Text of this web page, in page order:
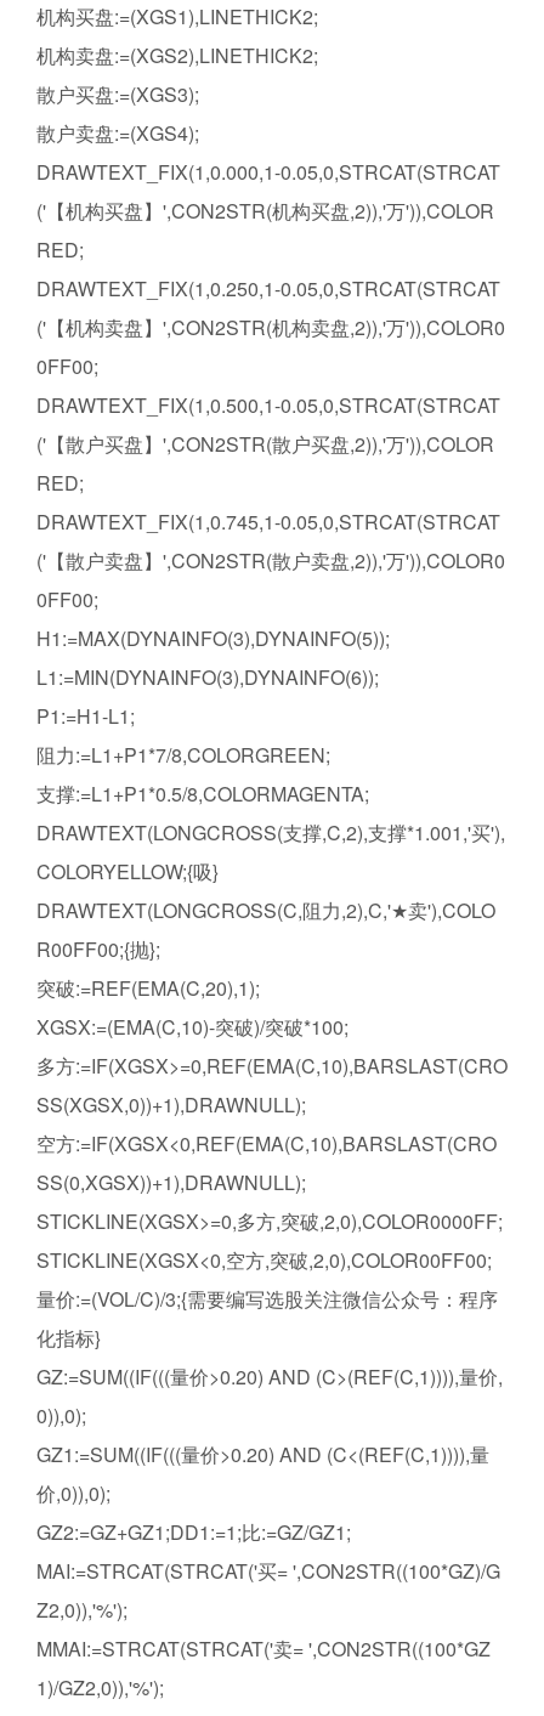
机构买盘:=(XGS1),LINETHICK2;
机构卖盘:=(XGS2),LINETHICK2;
散户买盘:=(XGS3);
散户卖盘:=(XGS4);
DRAWTEXT_FIX(1,0.000,1-0.05,0,STRCAT(STRCAT
('【机构买盘】',CON2STR(机构买盘,2)),'万')),COLOR
RED;
DRAWTEXT_FIX(1,0.250,1-0.05,0,STRCAT(STRCAT
('【机构卖盘】',CON2STR(机构卖盘,2)),'万')),COLOR0
0FF00;
DRAWTEXT_FIX(1,0.500,1-0.05,0,STRCAT(STRCAT
('【散户买盘】',CON2STR(散户买盘,2)),'万')),COLOR
RED;
DRAWTEXT_FIX(1,0.745,1-0.05,0,STRCAT(STRCAT
('【散户卖盘】',CON2STR(散户卖盘,2)),'万')),COLOR0
0FF00;
H1:=MAX(DYNAINFO(3),DYNAINFO(5));
L1:=MIN(DYNAINFO(3),DYNAINFO(6));
P1:=H1-L1;
阻力:=L1+P1*7/8,COLORGREEN;
支撑:=L1+P1*0.5/8,COLORMAGENTA;
DRAWTEXT(LONGCROSS(支撑,C,2),支撑*1.001,'买'),
COLORYELLOW;{吸}
DRAWTEXT(LONGCROSS(C,阻力,2),C,'★卖'),COLO
R00FF00;{抛};
突破:=REF(EMA(C,20),1);
XGSX:=(EMA(C,10)-突破)/突破*100;
多方:=IF(XGSX>=0,REF(EMA(C,10),BARSLAST(CRO
SS(XGSX,0))+1),DRAWNULL);
空方:=IF(XGSX<0,REF(EMA(C,10),BARSLAST(CRO
SS(0,XGSX))+1),DRAWNULL);
STICKLINE(XGSX>=0,多方,突破,2,0),COLOR0000FF;
STICKLINE(XGSX<0,空方,突破,2,0),COLOR00FF00;
量价:=(VOL/C)/3;{需要编写选股关注微信公众号：程序
化指标}
GZ:=SUM((IF(((量价>0.20) AND (C>(REF(C,1)))),量价,
0)),0);
GZ1:=SUM((IF(((量价>0.20) AND (C<(REF(C,1)))),量
价,0)),0);
GZ2:=GZ+GZ1;DD1:=1;比:=GZ/GZ1;
MAI:=STRCAT(STRCAT('买= ',CON2STR((100*GZ)/G
Z2,0)),'%');
MMAI:=STRCAT(STRCAT('卖= ',CON2STR((100*GZ
1)/GZ2,0)),'%');